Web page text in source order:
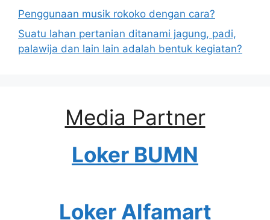
Penggunaan musik rokoko dengan cara?
Suatu lahan pertanian ditanami jagung, padi,
palawija dan lain lain adalah bentuk kegiatan?
Media Partner
Loker BUMN
Loker Alfamart